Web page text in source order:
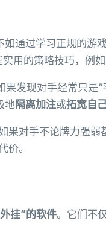
通过学习正规的游
用的策略技巧，例如
果发现对手经常只是
地隔离加注或拓宽自
果对手不论牌力强
价。
挂”的软件。它们不